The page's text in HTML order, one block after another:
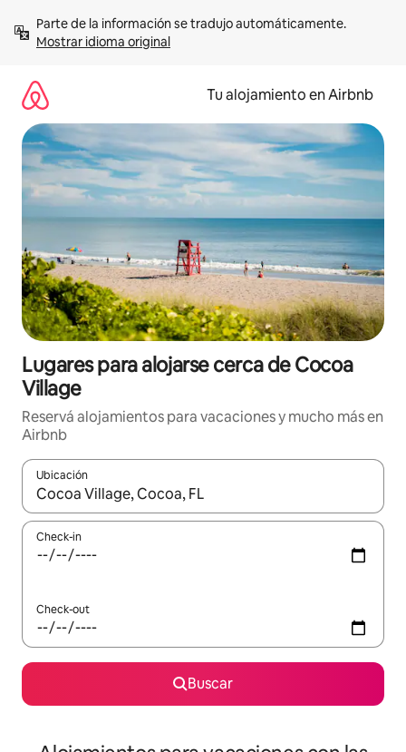
contenidoMostrar idioma original
Tu alojamiento en Airbnb
Lugares para alojarse cerca de Cocoa
Village
Reservá alojamientos para vacaciones y mucho más en
Airbnb
Ubicación
Cuando los resultados estén disponibles, navegá con las
Check-in
Check-out
Buscar